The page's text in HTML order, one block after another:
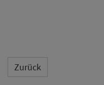
Zurück